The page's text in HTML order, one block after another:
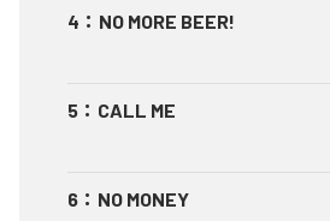
4 ： NO MORE BEER!
5 ： CALL ME
6 ： NO MONEY